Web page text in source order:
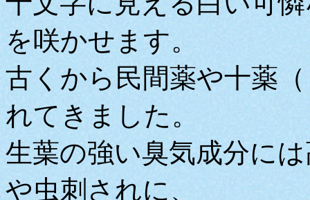
を咲かせます。
古くから民間薬や十薬
れてきました。
生葉の強い臭気成分に
や虫刺されに、